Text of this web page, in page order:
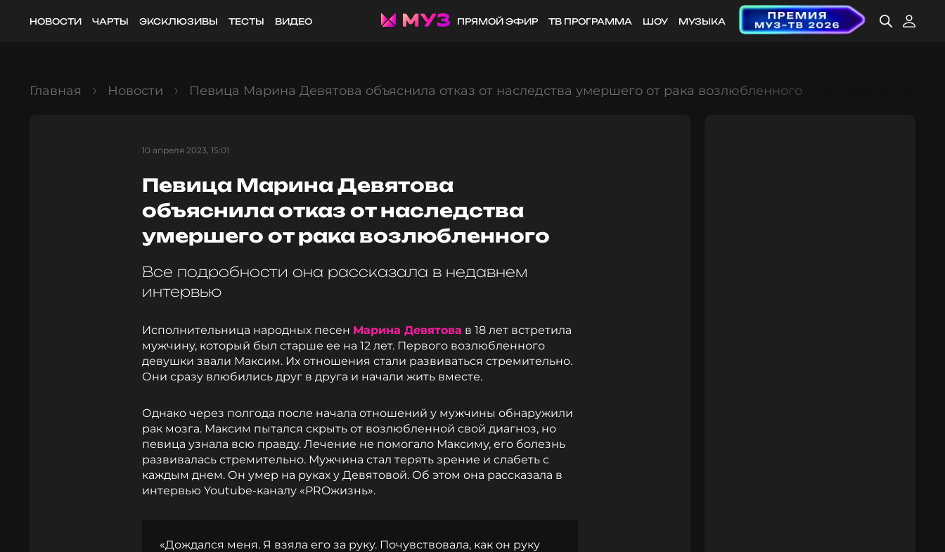
НОВОСТИ ЧАРТЫ ЭКСКЛЮЗИВЫ ТЕСТЫ ВИДЕО ПРЯМОЙ ЭФИР ТВ ПРОГРАММА ШОУ МУЗЫКА
Главная Новости Певица Марина Девятова объяснила отказ от наследства умершего от рака возлюбленного
10 апреля 2023, 15:01
Певица Марина Девятова
объяснила отказ от наследства
умершего от рака возлюбленного
Все подробности она рассказала в недавнем
интервью
Исполнительница народных песен Марина Девятова в 18 лет встретила
мужчину, который был старше ее на 12 лет. Первого возлюбленного
девушки звали Максим. Их отношения стали развиваться стремительно.
Они сразу влюбились друг в друга и начали жить вместе.
Однако через полгода после начала отношений у мужчины обнаружили
рак мозга. Максим пытался скрыть от возлюбленной свой диагноз, но
певица узнала всю правду. Лечение не помогало Максиму, его болезнь
развивалась стремительно. Мужчина стал терять зрение и слабеть с
каждым днем. Он умер на руках у Девятовой. Об этом она рассказала в
интервью Youtube-каналу «PROжизнь».
«Дождался меня. Я взяла его за руку. Почувствовала, как он руку